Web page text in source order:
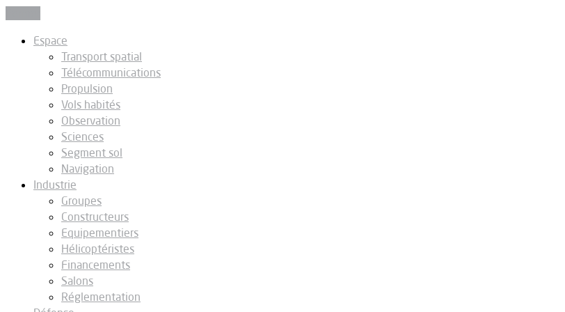
Espace
Transport spatial
Télécommunications
Propulsion
Vols habités
Observation
Sciences
Segment sol
Navigation
Industrie
Groupes
Constructeurs
Equipementiers
Hélicoptéristes
Financements
Salons
Réglementation